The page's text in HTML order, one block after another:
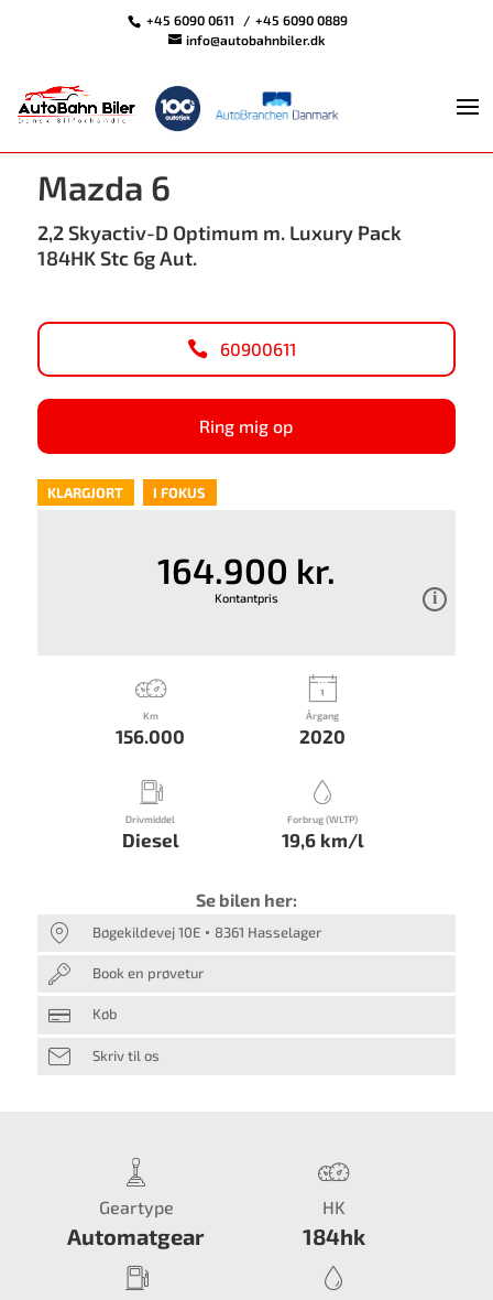
+45 6090 0611
+45 6090 0889
info@autobahnbiler.dk
<Tilbage til søgeresultat
Mazda 6
2,2 Skyactiv-D Optimum m. Luxury Pack
184HK Stc 6g Aut.
60900611
Ring mig op
KLARGJORT I FOKUS
164.900 kr.
Kontantpris
Km
156.000
Årgang
2020
Drivmiddel
Diesel
Forbrug (WLTP)
19,6 km/l
Se bilen her:
Bøgekildevej 10E 8361 Hasselager
Book en prøvetur
Køb
Skriv til os
Geartype
Automatgear
HK
184hk